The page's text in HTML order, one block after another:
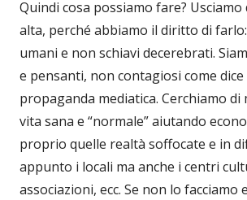
Quindi cosa possiamo fare? Usciamo
alta, perché abbiamo il diritto di
umani e non schiavi decerebrati.
e pensanti, non contagiosi come dice
propaganda mediatica. Cerchiamo
vita sana e “normale” aiutando
proprio quelle realtà soffocate e in
appunto i locali ma anche i centri
associazioni, ecc. Se non lo facciamo